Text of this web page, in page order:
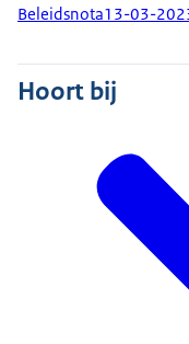
Beleidsnota13-03-
Hoort bij